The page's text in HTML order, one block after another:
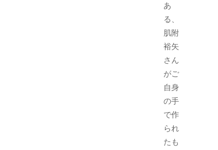
あ
る、
肌附
裕矢
さん
がご
自身
の手
で作
られ
たも